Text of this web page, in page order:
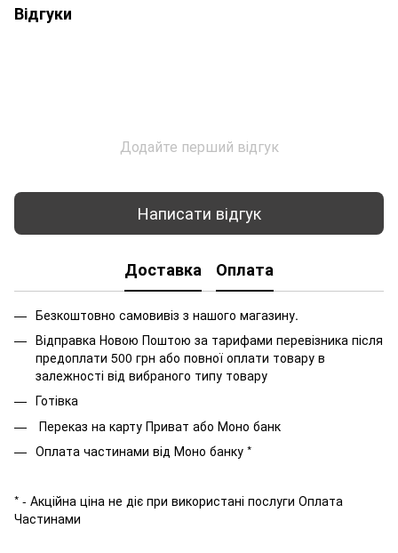
Відгуки
Додайте перший відгук
Написати відгук
Доставка Оплата
Безкоштовно самовивіз з нашого магазину.
Відправка Новою Поштою за тарифами перевізника після
предоплати 500 грн або повної оплати товару в
залежності від вибраного типу товару
Готівка
Переказ на карту Приват або Моно банк
Оплата частинами від Моно банку *
* - Акційна ціна не діє при використані послуги Оплата
Частинами